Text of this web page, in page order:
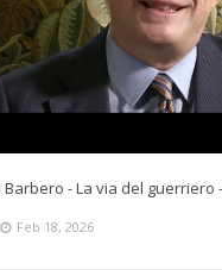
Said: 13
perle ai porci
- La via del guerriero
Feb 18, 2026